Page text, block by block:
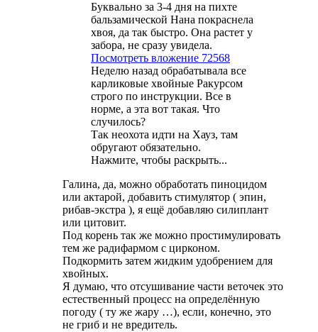
Буквально за 3-4 дня на пихте
бальзамической Нана покраснела
хвоя, да так быстро. Она растет у
забора, не сразу увидела.
Посмотреть вложение 72568
Неделю назад обрабатывала все
карликовые хвойные Ракурсом
строго по инструкции. Все в
норме, а эта вот такая. Что
случилось?
Так неохота идти на Хауз, там
обругают обязательно.
Нажмите, чтобы раскрыть...
Галина, да, можно обработать пиноцидом
или актарой, добавить стимулятор ( эпин,
рибав-экстра ), я ещё добавляю силиплант
или цитовит.
Под корень так же можно простимулировать
тем же радифармом с цирконом.
Подкормить затем жидким удобрением для
хвойных.
Я думаю, что отсушивание части веточек это
естественный процесс на определённую
погоду ( ту же жару …), если, конечно, это
не гриб и не вредитель.